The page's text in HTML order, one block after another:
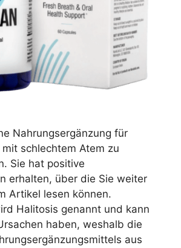
Nahrungsergänzung für
schlechtem Atem zu
Sie hat positive
erhalten, über die Sie weiter
Artikel lesen können.
Halitosis genannt und kann
haben, weshalb die
aus